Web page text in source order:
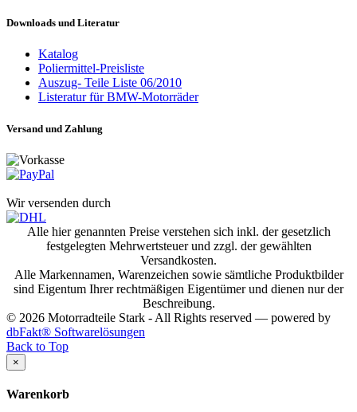
Downloads und Literatur
Katalog
Poliermittel-Preisliste
Auszug- Teile Liste 06/2010
Listeratur für BMW-Motorräder
Versand und Zahlung
Wir versenden durch
Alle hier genannten Preise verstehen sich inkl. der gesetzlich
festgelegten Mehrwertsteuer und zzgl. der gewählten
Versandkosten.
Alle Markennamen, Warenzeichen sowie sämtliche Produktbilder
sind Eigentum Ihrer rechtmäßigen Eigentümer und dienen nur der
Beschreibung.
© 2026 Motorradteile Stark - All Rights reserved — powered by
dbFakt® Softwarelösungen
Back to Top
×
Warenkorb